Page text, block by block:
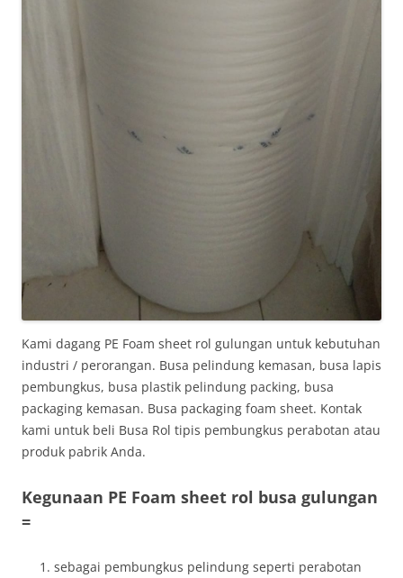
Kami dagang PE Foam sheet rol gulungan untuk kebutuhan
industri / perorangan. Busa pelindung kemasan, busa lapis
pembungkus, busa plastik pelindung packing, busa
packaging kemasan. Busa packaging foam sheet. Kontak
kami untuk beli Busa Rol tipis pembungkus perabotan atau
produk pabrik Anda.
Kegunaan PE Foam sheet rol busa gulungan
=
sebagai pembungkus pelindung seperti perabotan